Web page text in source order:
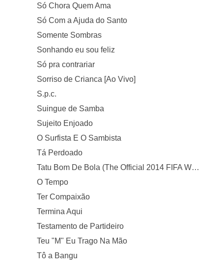
Só Chora Quem Ama
Só Com a Ajuda do Santo
Somente Sombras
Sonhando eu sou feliz
Só pra contrariar
Sorriso de Crianca [Ao Vivo]
S.p.c.
Suingue de Samba
Sujeito Enjoado
O Surfista E O Sambista
Tá Perdoado
Tatu Bom De Bola (The Official 2014 FIFA World Cup Mascot Song)
O Tempo
Ter Compaixão
Termina Aqui
Testamento de Partideiro
Teu "M" Eu Trago Na Mão
Tô a Bangu